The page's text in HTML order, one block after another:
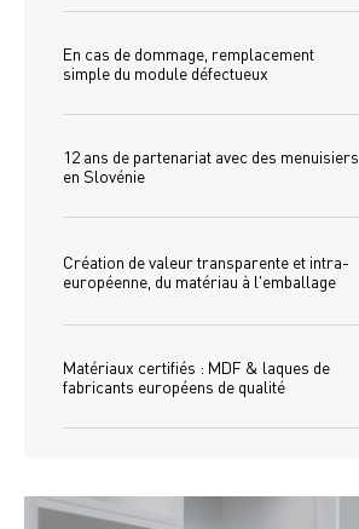
En cas de dommage, remplacement
simple du module défectueux
12 ans de partenariat avec des menuisiers
en Slovénie
Création de valeur transparente et intra-
européenne, du matériau à l'emballage
Matériaux certifiés : MDF & laques de
fabricants européens de qualité